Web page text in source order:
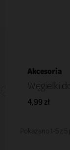
Akcesoria
Węgielki
4,99 zł